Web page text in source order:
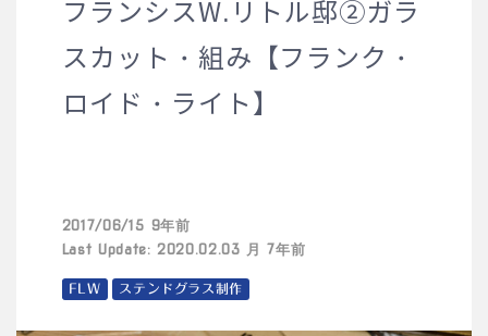
フランシスW.リトル邸②ガラ
スカット・組み【フランク・
ロイド・ライト】
2017/06/15 9年前
Last Update: 2020.02.03 月 7年前
FLW ステンドグラス制作